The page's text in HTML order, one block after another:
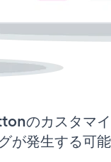
のカスタマ
が発生する可能